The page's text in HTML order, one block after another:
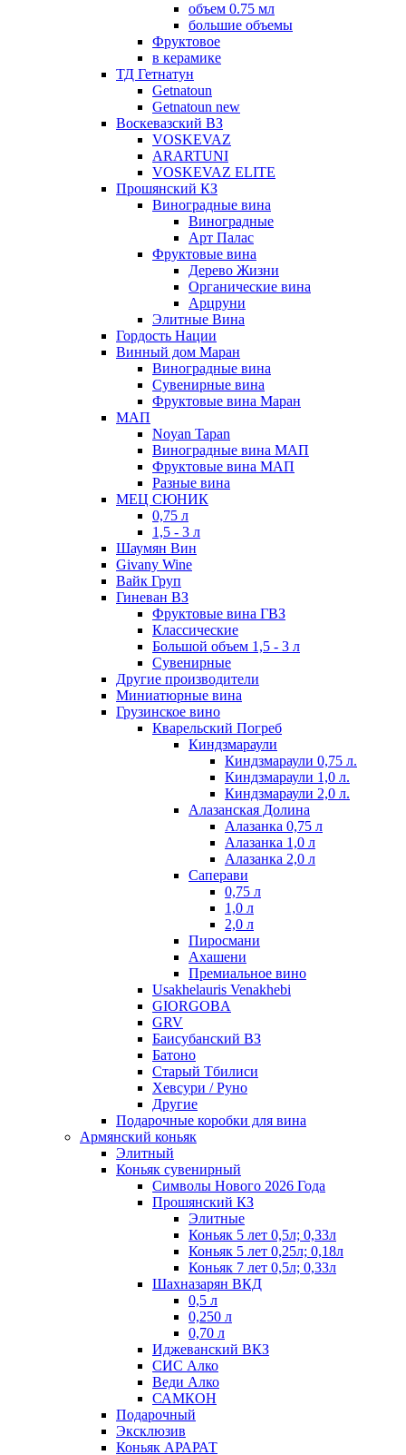
объем 0.75 мл
большие объемы
Фруктовое
в керамике
ТД Гетнатун
Getnatoun
Getnatoun new
Воскевазский ВЗ
VOSKEVAZ
ARARTUNI
VOSKEVAZ ELITE
Прошянский КЗ
Виноградные вина
Виноградные
Арт Палас
Фруктовые вина
Дерево Жизни
Органические вина
Арцруни
Элитные Вина
Гордость Нации
Винный дом Маран
Виноградные вина
Сувенирные вина
Фруктовые вина Маран
МАП
Noyan Tapan
Виноградные вина МАП
Фруктовые вина МАП
Разные вина
МЕЦ СЮНИК
0,75 л
1,5 - 3 л
Шаумян Вин
Givany Wine
Вайк Груп
Гиневан ВЗ
Фруктовые вина ГВЗ
Классические
Большой объем 1,5 - 3 л
Сувенирные
Другие производители
Миниатюрные вина
Грузинское вино
Кварельский Погреб
Киндзмараули
Киндзмараули 0,75 л.
Киндзмараули 1,0 л.
Киндзмараули 2,0 л.
Алазанская Долина
Алазанка 0,75 л
Алазанка 1,0 л
Алазанка 2,0 л
Саперави
0,75 л
1,0 л
2,0 л
Пиросмани
Ахашени
Премиальное вино
Usakhelauris Venakhebi
GIORGOBA
GRV
Баисубанский ВЗ
Батоно
Старый Тбилиси
Хевсури / Руно
Другие
Подарочные коробки для вина
Армянский коньяк
Элитный
Коньяк сувенирный
Символы Нового 2026 Года
Прошянский КЗ
Элитные
Коньяк 5 лет 0,5л; 0,33л
Коньяк 5 лет 0,25л; 0,18л
Коньяк 7 лет 0,5л; 0,33л
Шахназарян ВКД
0,5 л
0,250 л
0,70 л
Иджеванский ВКЗ
СИС Алко
Веди Алко
САМКОН
Подарочный
Эксклюзив
Коньяк АРАРАТ